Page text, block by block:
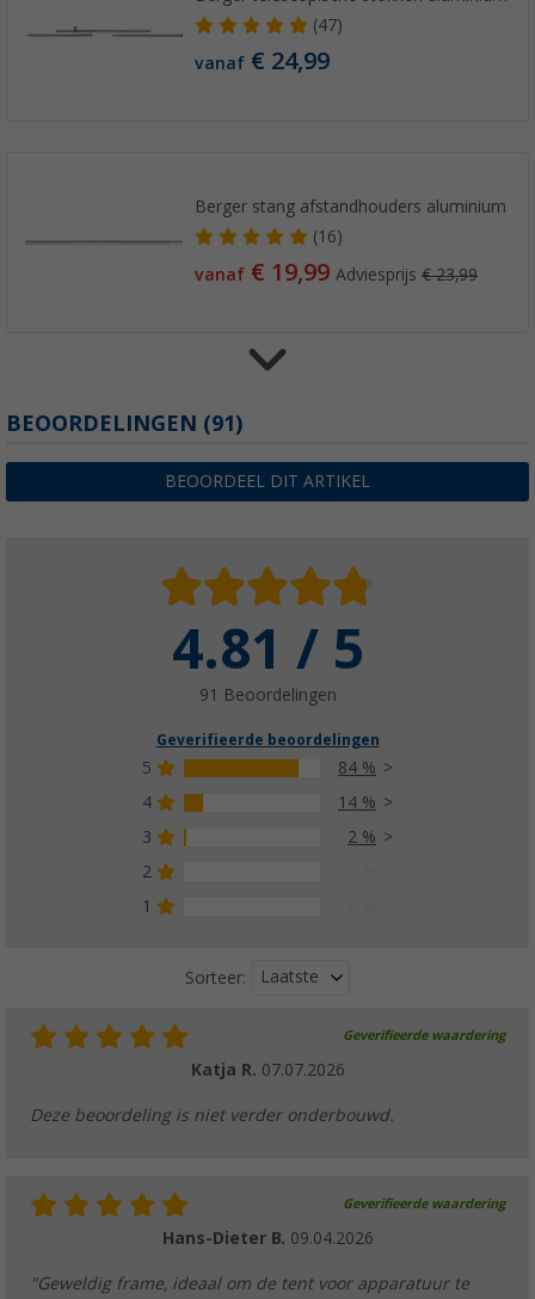
(47)
vanaf € 24,99
Berger stang afstandhouders aluminium
(16)
vanaf € 19,99Adviesprijs€ 23,99
Dakstangen met vederstaal uiteinde
€ 40,99
Berger dakhaakstang (voortentstang)
Over 100)
vanaf€ 25,99
Berger verticale steun / stormstang -
(52)
vanaf€ 25,99
BEOORDELINGEN (91)
BEOORDEEL DIT ARTIKEL
4.81 / 5
91 Beoordelingen
Geverifieerde beoordelingen
5
84 %
4
14 %
3
2 %
2
1
Sorteer: Laatste
Geverifieerde waardering
Katja R. 07.07.2026
Deze beoordeling is niet verder onderbouwd.
Geverifieerde waardering
Hans-Dieter B. 09.04.2026
"Geweldig frame, ideaal om de tent voor apparatuur te